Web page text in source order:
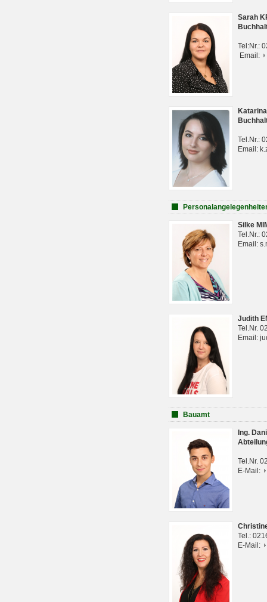
Sarah
Tel:Nr.:
Email:
Tel.Nr.:
Email:
Silke
Tel.Nr.:
Email:
Judith
Tel.Nr.
Email:
Bauamt
Ing.
Tel.Nr.
E-Mail:
Tel.:
E-Mail: